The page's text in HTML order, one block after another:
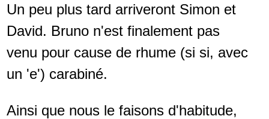
Un peu plus tard arriveront Simon et
David. Bruno n'est finalement pas
venu pour cause de rhume (si si, avec
un 'e') carabiné.
Ainsi que nous le faisons d'habitude,